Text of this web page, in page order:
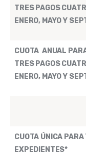
TRES PAGOS
ENERO, MAYO Y
CUOTA ANUAL
TRES PAGOS
ENERO, MAYO Y
CUOTA ÚNICA
EXPEDIENTES*